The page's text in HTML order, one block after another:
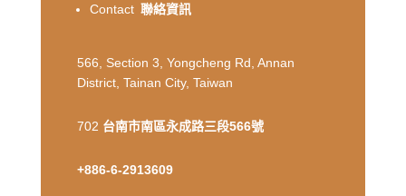
Contact 聯絡資訊
566, Section 3, Yongcheng Rd, Annan
District, Tainan City, Taiwan
702 台南市南區永成路三段566號
+886-6-2913609